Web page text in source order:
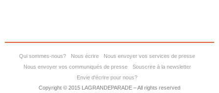
Qui sommes-nous? Nous écrire
Nous envoyer vos services de presse
Nous envoyer vos communiqués de presse
Souscrire à la newsletter
Envie d'écrire pour nous?
Copyright © 2015 LAGRANDEPARADE – All rights reserved